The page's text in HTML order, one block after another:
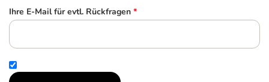
Ihre E-Mail für evtl. Rückfragen *